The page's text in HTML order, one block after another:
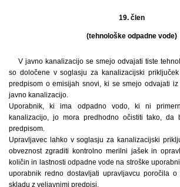
19. člen
(tehnološke odpadne vode)
V javno kanalizacijo se smejo odvajati tiste
so določene v soglasju za kanalizacijski
predpisom o emisijah snovi, ki se smejo odvajati
javno kanalizacijo.
Uporabnik, ki ima odpadno vodo, ki ni
kanalizacijo, jo mora predhodno očistiti tako, da
predpisom.
Upravljavec lahko v soglasju za kanalizacijski
obveznost zgraditi kontrolno merilni jašek in
količin in lastnosti odpadne vode na stroške
uporabnik redno dostavljati upravljavcu poročila
skladu z veljavnimi predpisi.